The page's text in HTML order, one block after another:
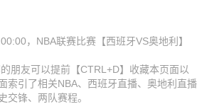
】 西班牙VS奥地利
】 西班牙VS奥地利
】 西班牙VS奥地利
，NBA联赛比赛【西班牙VS奥地利】
朋友可以提前【CTRL+D】收藏本页面以
索引了相关NBA、西班牙直播、奥地利直播
交锋、两队赛程。